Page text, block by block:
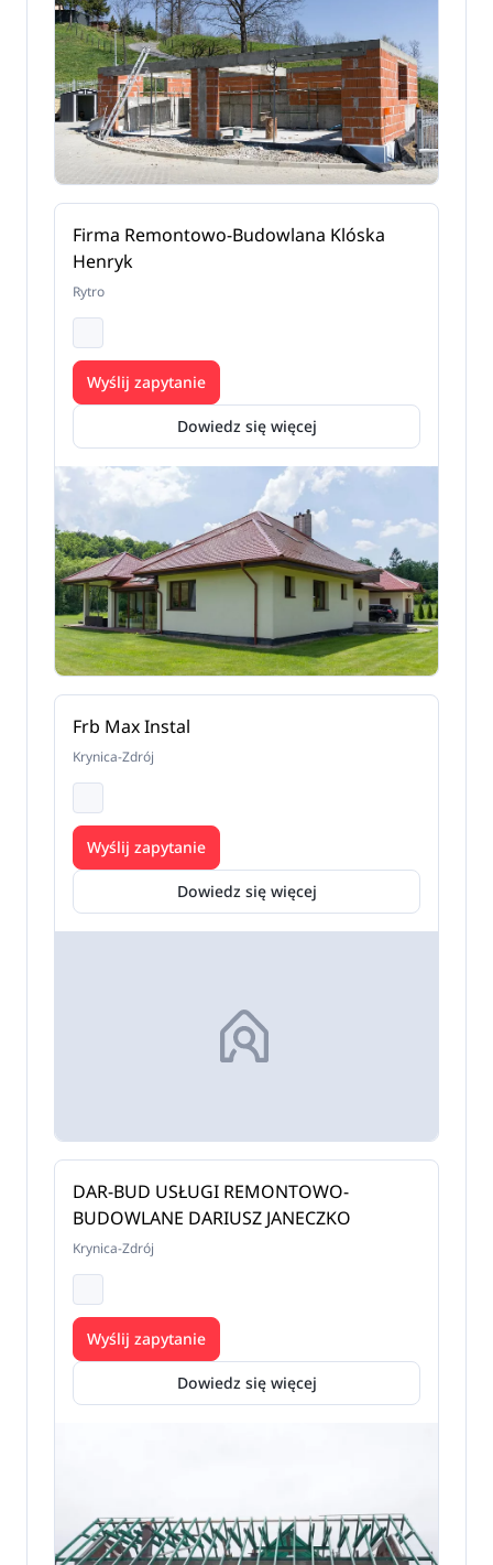
Firma Remontowo-Budowlana Klóska
Henryk
Rytro
Dowiedz się więcej
Wyślij zapytanie
Frb Max Instal
Krynica-Zdrój
Dowiedz się więcej
Wyślij zapytanie
DAR-BUD USŁUGI REMONTOWO-
BUDOWLANE DARIUSZ JANECZKO
Krynica-Zdrój
Dowiedz się więcej
Wyślij zapytanie